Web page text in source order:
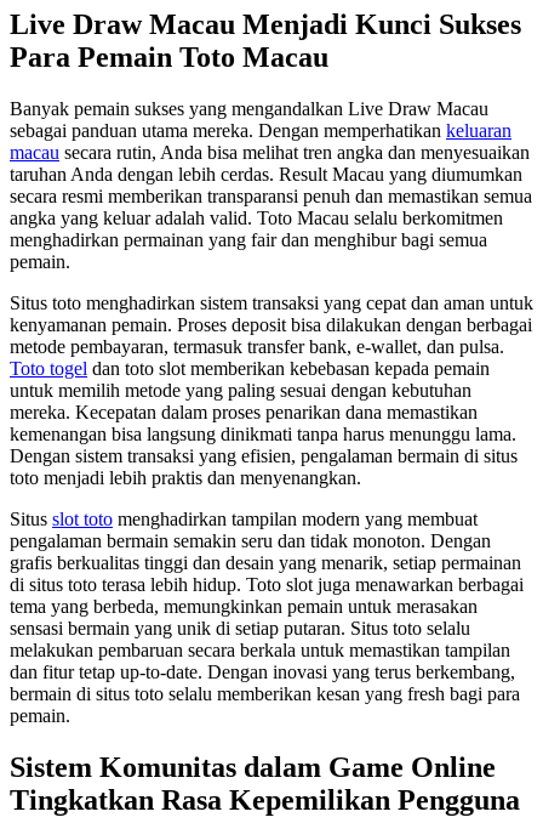
Live Draw Macau Menjadi Kunci Sukses
Para Pemain Toto Macau
Banyak pemain sukses yang mengandalkan Live Draw Macau
sebagai panduan utama mereka. Dengan memperhatikan keluaran
macau secara rutin, Anda bisa melihat tren angka dan menyesuaikan
taruhan Anda dengan lebih cerdas. Result Macau yang diumumkan
secara resmi memberikan transparansi penuh dan memastikan semua
angka yang keluar adalah valid. Toto Macau selalu berkomitmen
menghadirkan permainan yang fair dan menghibur bagi semua
pemain.
Situs toto menghadirkan sistem transaksi yang cepat dan aman untuk
kenyamanan pemain. Proses deposit bisa dilakukan dengan berbagai
metode pembayaran, termasuk transfer bank, e-wallet, dan pulsa.
Toto togel dan toto slot memberikan kebebasan kepada pemain
untuk memilih metode yang paling sesuai dengan kebutuhan
mereka. Kecepatan dalam proses penarikan dana memastikan
kemenangan bisa langsung dinikmati tanpa harus menunggu lama.
Dengan sistem transaksi yang efisien, pengalaman bermain di situs
toto menjadi lebih praktis dan menyenangkan.
Situs slot toto menghadirkan tampilan modern yang membuat
pengalaman bermain semakin seru dan tidak monoton. Dengan
grafis berkualitas tinggi dan desain yang menarik, setiap permainan
di situs toto terasa lebih hidup. Toto slot juga menawarkan berbagai
tema yang berbeda, memungkinkan pemain untuk merasakan
sensasi bermain yang unik di setiap putaran. Situs toto selalu
melakukan pembaruan secara berkala untuk memastikan tampilan
dan fitur tetap up-to-date. Dengan inovasi yang terus berkembang,
bermain di situs toto selalu memberikan kesan yang fresh bagi para
pemain.
Sistem Komunitas dalam Game Online
Tingkatkan Rasa Kepemilikan Pengguna